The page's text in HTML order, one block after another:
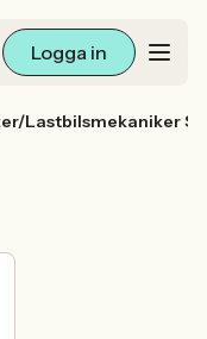
Logga in
Lastbilsmekaniker